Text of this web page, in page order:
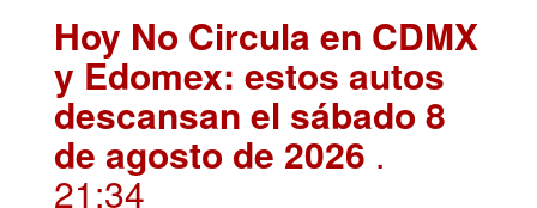
Hoy No Circula en CDMX
y Edomex: estos autos
descansan el sábado 8
de agosto de 2026 .
21:34